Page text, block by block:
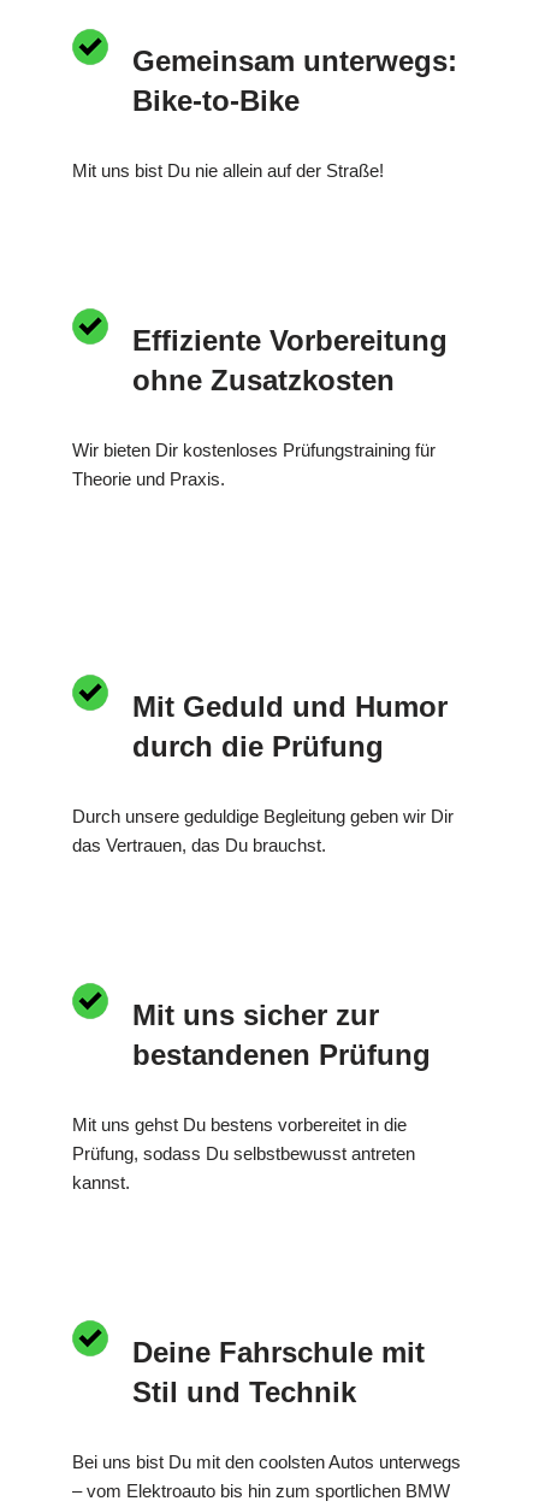
Gemeinsam unterwegs:
Bike-to-Bike
Mit uns bist Du nie allein auf der Straße!
Effiziente Vorbereitung
ohne Zusatzkosten
Wir bieten Dir kostenloses Prüfungstraining für
Theorie und Praxis.
Mit Geduld und Humor
durch die Prüfung
Durch unsere geduldige Begleitung geben wir Dir
das Vertrauen, das Du brauchst.
Mit uns sicher zur
bestandenen Prüfung
Mit uns gehst Du bestens vorbereitet in die
Prüfung, sodass Du selbstbewusst antreten
kannst.
Deine Fahrschule mit
Stil und Technik
Bei uns bist Du mit den coolsten Autos unterwegs
– vom Elektroauto bis hin zum sportlichen BMW